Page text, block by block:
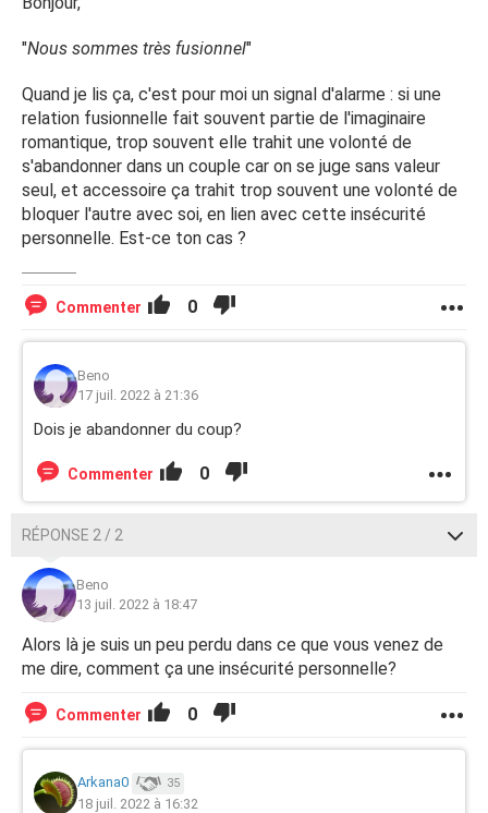
cesse de me dire que nous sommes plus ensemble quand
"Nous sommes très fusionnel"
Quand je lis ça, c'est pour moi un signal d'alarme : si une
relation fusionnelle fait souvent partie de l'imaginaire
romantique, trop souvent elle trahit une volonté de
s'abandonner dans un couple car on se juge sans valeur
seul, et accessoire ça trahit trop souvent une volonté de
bloquer l'autre avec soi, en lien avec cette insécurité
personnelle. Est-ce ton cas ?
Commenter 0
Beno
17 juil. 2022 à 21:36
Dois je abandonner du coup?
Commenter 0
RÉPONSE 2 / 2
Beno
13 juil. 2022 à 18:47
Alors là je suis un peu perdu dans ce que vous venez de
me dire, comment ça une insécurité personnelle?
Commenter 0
Arkana0 35
18 juil. 2022 à 16:32